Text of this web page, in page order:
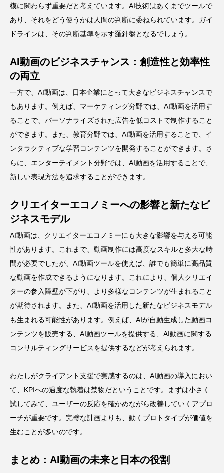
模に関わらず重要だと考えています。AI技術はあくまでツールで
あり、それをどう使うかは人間の判断に委ねられています。ガイ
ドラインは、その判断基準を示す羅針盤となるでしょう。
AI動画のビジネスチャンス：創造性と効率性
の両立
一方で、AI動画は、日本企業にとって大きなビジネスチャンスで
もあります。例えば、マーケティング分野では、AI動画を活用す
ることで、パーソナライズされた広告を低コストで制作すること
ができます。また、教育分野では、AI動画を活用することで、イ
ンタラクティブな学習コンテンツを開発することができます。さ
らに、エンターテイメント分野では、AI動画を活用することで、
新しい表現方法を追求することができます。
クリエイターエコノミーへの影響と新たなビ
ジネスモデル
AI動画は、クリエイターエコノミーにも大きな影響を与える可能
性があります。これまで、動画制作には高度なスキルと多大な時
間が必要でしたが、AI動画ツールを使えば、誰でも簡単に高品質
な動画を作成できるようになります。これにより、個人クリエイ
ターの参入障壁が下がり、より多様なコンテンツが生まれること
が期待されます。また、AI動画を活用した新たなビジネスモデル
も生まれる可能性があります。例えば、AIが自動生成した動画コ
ンテンツを販売する、AI動画ツールを提供する、AI動画に関する
コンサルティングサービスを提供するなどが考えられます。
わたしがクライアント支援で実感するのは、AI動画の導入におい
て、KPIへの過度な執着は禁物だということです。まずは小さく
試してみて、ユーザーの反応を確かめながら改善していくアプロ
ーチが重要です。完璧な計画よりも、動くプロトタイプが価値を
生むことが多いのです。
まとめ：AI動画の未来と日本の役割